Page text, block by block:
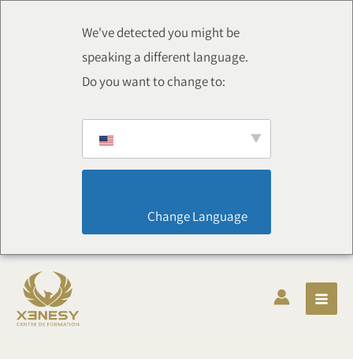
We've detected you might be
speaking a different language.
Do you want to change to: